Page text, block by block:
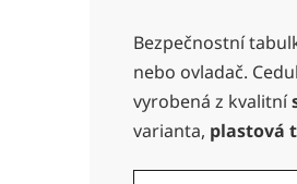
je
0,0
z
5
hvězdiček.
Bezpečnostní
nebo ovladač.
vyrobená z kvalitní
varianta, plastová